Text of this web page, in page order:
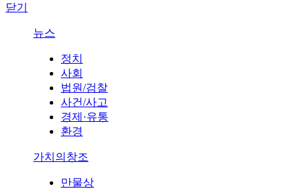
닫기
뉴스
정치
사회
법원/검찰
사건/사고
경제·유통
환경
가치의창조
만물상